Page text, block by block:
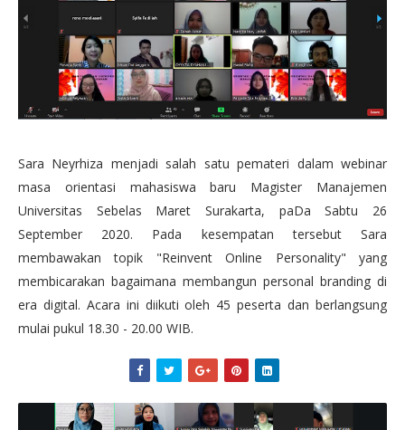
Sara Neyrhiza menjadi salah satu pemateri dalam webinar
masa orientasi mahasiswa baru Magister Manajemen
Universitas Sebelas Maret Surakarta, paDa Sabtu 26
September 2020. Pada kesempatan tersebut Sara
membawakan topik "Reinvent Online Personality" yang
membicarakan bagaimana membangun personal branding di
era digital. Acara ini diikuti oleh 45 peserta dan berlangsung
mulai pukul 18.30 - 20.00 WIB.